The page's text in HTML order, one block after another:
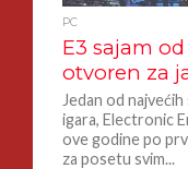
PC
E3 sajam
otvoren za
Jedan od
igara, Electronic
ove godine po
za posetu svim...